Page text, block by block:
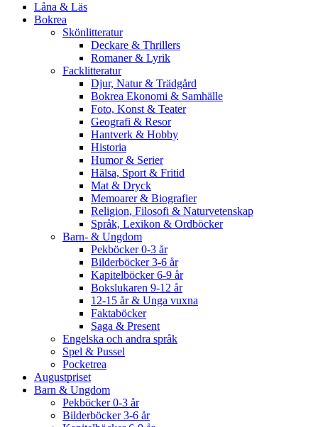
Låna & Läs
Bokrea
Skönlitteratur
Deckare & Thrillers
Romaner & Lyrik
Facklitteratur
Djur, Natur & Trädgård
Bokrea Ekonomi & Samhälle
Foto, Konst & Teater
Geografi & Resor
Hantverk & Hobby
Historia
Humor & Serier
Hälsa, Sport & Fritid
Mat & Dryck
Memoarer & Biografier
Religion, Filosofi & Naturvetenskap
Språk, Lexikon & Ordböcker
Barn- & Ungdom
Pekböcker 0-3 år
Bilderböcker 3-6 år
Kapitelböcker 6-9 år
Bokslukaren 9-12 år
12-15 år & Unga vuxna
Faktaböcker
Saga & Present
Engelska och andra språk
Spel & Pussel
Pocketrea
Augustpriset
Barn & Ungdom
Pekböcker 0-3 år
Bilderböcker 3-6 år